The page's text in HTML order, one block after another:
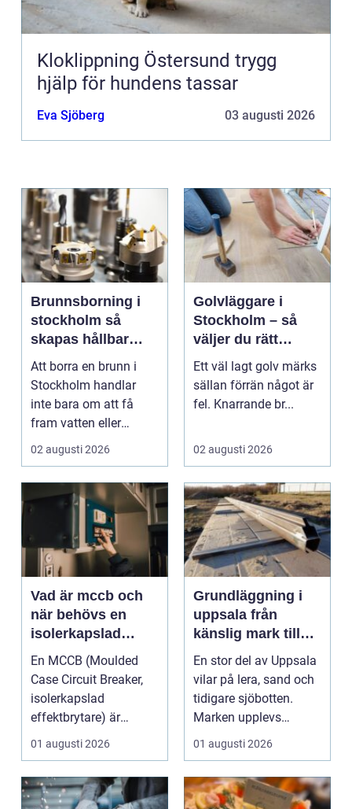
Kloklippning Östersund trygg
hjälp för hundens tassar
Eva Sjöberg 03 augusti 2026
Brunnsborning i
stockholm så
skapas hållbar
tillgång till vatten
och energi
Att borra en brunn i
Stockholm handlar
inte bara om att få
fram vatten eller
värme. Det är också
02 augusti 2026
Golvläggare i
Stockholm – så
väljer du rätt
hantverkare för
hållbara golv
Ett väl lagt golv märks
sällan förrän något är
fel. Knarrande br...
02 augusti 2026
Vad är mccb och
när behövs en
isolerkapslad
effektbrytare?
En MCCB (Moulded
Case Circuit Breaker,
isolerkapslad
effektbrytare) är
hjärtat i många
moderna elför...
01 augusti 2026
Grundläggning i
uppsala från
känslig mark till
stabila
konstruktioner
En stor del av Uppsala
vilar på lera, sand och
tidigare sjöbotten.
Marken upplevs
kanske som stabil ...
01 augusti 2026